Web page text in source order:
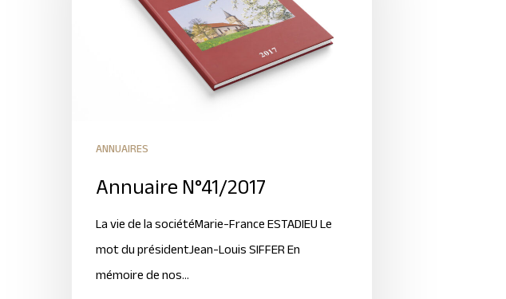
ANNUAIRES
Annuaire N°41/2017
La vie de la sociétéMarie-France ESTADIEU Le
mot du présidentJean-Louis SIFFER En
mémoire de nos…